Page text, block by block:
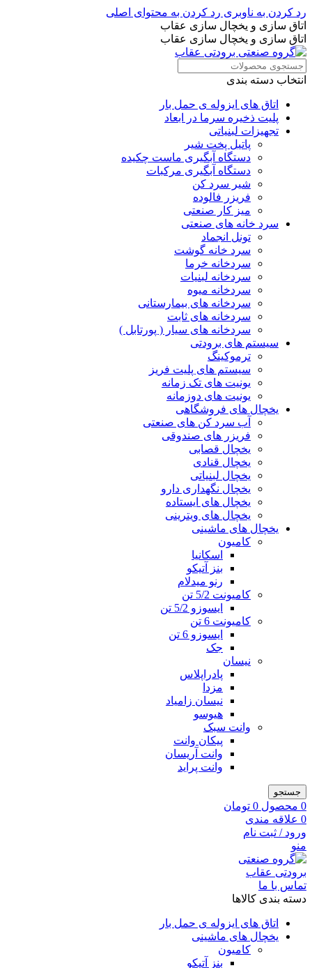
رد کردن به ناوبری رد کردن به محتوای اصلی
اتاق سازی و یخچال سازی عقاب
اتاق سازی و یخچال سازی عقاب
انتخاب دسته بندی
اتاق های ایزوله ی حمل بار
پلیت ذخیره سرما در ابعاد
تجهیزات لبنیاتی
پاتیل پخت شیر
دستگاه آبگیری ماست چکیده
دستگاه آبگیری مرکبات
شیر سرد کن
فریزر فالوده
میز کار صنعتی
سرد خانه های صنعتی
تونل انجماد
سرد خانه گوشت
سردخانه خرما
سردخانه لبنیات
سردخانه میوه
سردخانه های بیمارستانی
سردخانه های ثابت
سردخانه های سیار ( پورتابل )
سیستم های برودتی
ترموکینگ
سیستم های پلیت فریز
یونیت های تک زمانه
یونیت های دوزمانه
یخچال های فروشگاهی
آب سرد کن های صنعتی
فریزر های صندوقی
یخچال قصابی
یخچال قنادی
یخچال لبنیاتی
یخچال نگهداری دارو
یخچال های ایستاده
یخچال های ویترینی
یخچال های ماشینی
کامیون
اسکانیا
بنز آتیکو
رنو میدلام
کامیونت 5/2 تن
ایسوزو 5/2 تن
کامیونت 6 تن
ایسوزو 6 تن
جک
نیسان
پادراپلاس
مزدا
نیسان زامیاد
هیوسو
وانت سبک
پیکان وانت
وانت آریسان
وانت پراید
جستجو
0 محصول 0 تومان
0 علاقه مندی
ورود / ثبت نام
منو
تماس با ما
دسته بندی کالاها
اتاق های ایزوله ی حمل بار
یخچال های ماشینی
کامیون
بنز آتیکو